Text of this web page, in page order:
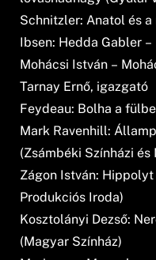
Schnitzler: Anatol és a
Ibsen: Hedda Gabler
Mohácsi István –
Tarnay Ernő, igazgató
Feydeau: Bolha a
Mark Ravenhill:
(Zsámbéki Színházi és
Zágon István:
Produkciós Iroda)
Kosztolányi Dezső:
(Magyar Színház)